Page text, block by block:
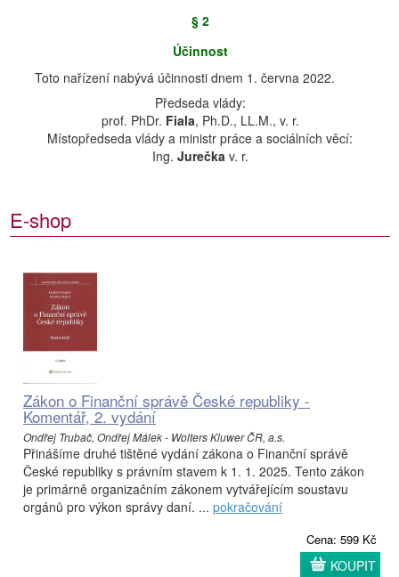
§ 2
Účinnost
Toto nařízení nabývá účinnosti dnem 1. června 2022.
Předseda vlády:
prof. PhDr. Fiala, Ph.D., LL.M., v. r.
Místopředseda vlády a ministr práce a sociálních věcí:
Ing. Jurečkav. r.
E-shop
Zákon o Finanční správě České republiky -
Komentář, 2. vydání
Ondřej Trubač, Ondřej Málek - Wolters Kluwer ČR, a.s.
Přinášíme druhé tištěné vydání zákona o Finanční správě
České republiky s právním stavem k 1. 1. 2025. Tento zákon
je primárně organizačním zákonem vytvářejícím soustavu
orgánů pro výkon správy daní. ... pokračování
Cena: 599 Kč
KOUPIT